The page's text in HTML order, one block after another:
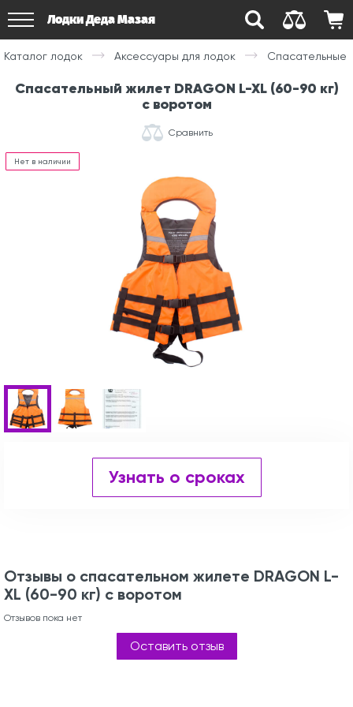
Лодки Деда Мазая
Каталог лодок Аксессуары для лодок Спасательные
Спасательный жилет DRAGON L-XL (60-90 кг)
с воротом
Сравнить
Нет в наличии
Узнать о сроках
Отзывы о спасательном жилете DRAGON L-
XL (60-90 кг) с воротом
Отзывов пока нет
Оставить отзыв